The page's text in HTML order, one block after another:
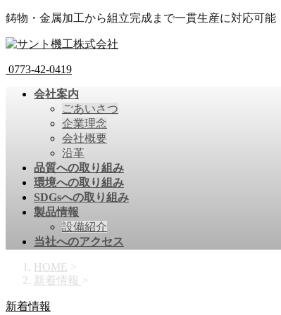
鋳物・金属加工から組立完成まで一貫生産に対応可能
0773-42-0419
会社案内
ごあいさつ
企業理念
会社概要
沿革
品質への取り組み
環境への取り組み
SDGsへの取り組み
製品情報
設備紹介
当社へのアクセス
HOME >
新着情報 >
新着情報